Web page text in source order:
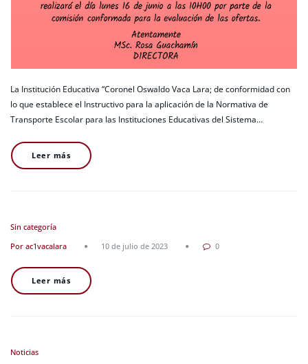
La Institución Educativa “Coronel Oswaldo Vaca Lara; de conformidad con
lo que establece el Instructivo para la aplicación de la Normativa de
Transporte Escolar para las Instituciones Educativas del Sistema…
Leer más
Sin categoría
Por ac1vacalara
10 de julio de 2023 0
Leer más
Noticias